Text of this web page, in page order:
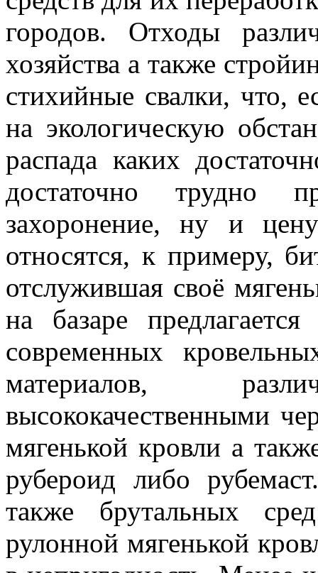
городов. Отходы
хозяйства а также
стихийные свалки, что,
на экологическую
распада каких
достаточно трудно
захоронение, ну и
относятся, к примеру,
отслужившая своё
на базаре
современных
материалов,
высококачественными
мягенькой кровли а
рубероид либо
также брутальных
рулонной мягенькой